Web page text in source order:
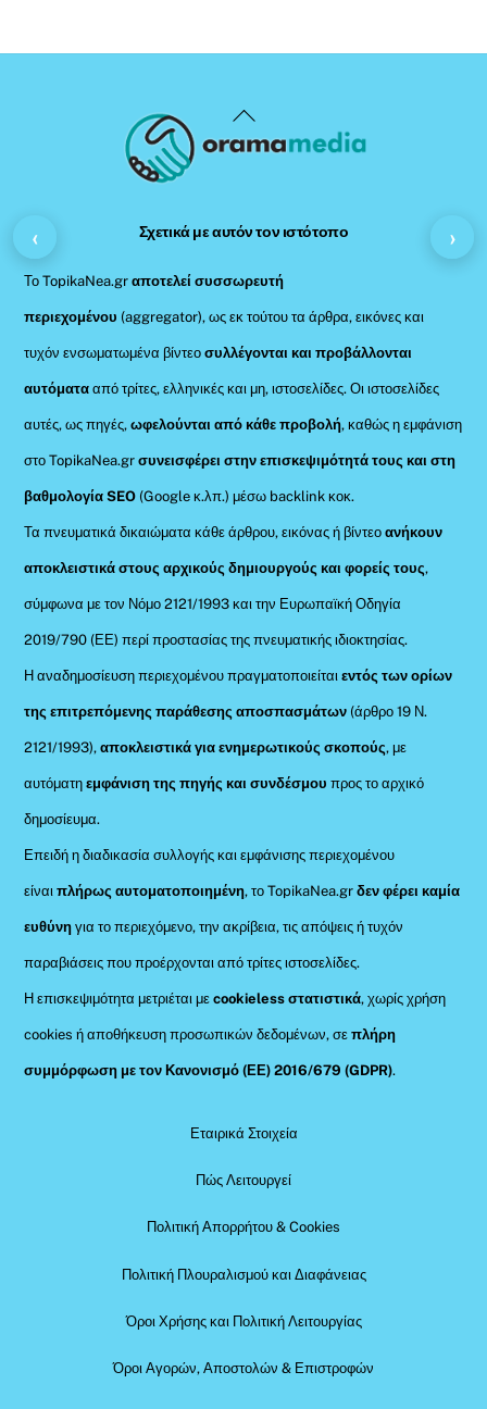
Back
To
Σχετικά με αυτόν τον ιστότοπο
Το TopikaNea.grαποτελεί συσσωρευτή
περιεχομένου (aggregator), ως εκ τούτου τα άρθρα, εικόνες και
τυχόν ενσωματωμένα βίντεοσυλλέγονται και προβάλλονται
αυτόματααπό τρίτες, ελληνικές και μη, ιστοσελίδες. Οι ιστοσελίδες
αυτές, ως πηγές,ωφελούνται από κάθε προβολή, καθώς η εμφάνιση
στο TopikaNea.gr συνεισφέρει στην επισκεψιμότητά τους και στη
βαθμολογία SEO (Google κ.λπ.) μέσω backlink κοκ.
Τα πνευματικά δικαιώματα κάθε άρθρου, εικόνας ή βίντεοανήκουν
αποκλειστικά στους αρχικούς δημιουργούς και φορείς τους,
σύμφωνα με τον Νόμο 2121/1993 και την Ευρωπαϊκή Οδηγία
2019/790 (ΕΕ) περί προστασίας της πνευματικής ιδιοκτησίας.
Η αναδημοσίευση περιεχομένου πραγματοποιείταιεντός των ορίων
της επιτρεπόμενης παράθεσης αποσπασμάτων (άρθρο 19 Ν.
2121/1993), αποκλειστικά για ενημερωτικούς σκοπούς, με
αυτόματηεμφάνιση της πηγής και συνδέσμου προς το αρχικό
δημοσίευμα.
Επειδή η διαδικασία συλλογής και εμφάνισης περιεχομένου
είναιπλήρως αυτοματοποιημένη, το TopikaNea.grδεν φέρει καμία
ευθύνη για το περιεχόμενο, την ακρίβεια, τις απόψεις ή τυχόν
παραβιάσεις που προέρχονται από τρίτες ιστοσελίδες.
Η επισκεψιμότητα μετριέται μεcookieless στατιστικά, χωρίς χρήση
cookies ή αποθήκευση προσωπικών δεδομένων, σεπλήρη
συμμόρφωση με τον Κανονισμό (ΕΕ) 2016/679 (GDPR).
Εταιρικά Στοιχεία
Πώς Λειτουργεί
Πολιτική Απορρήτου & Cookies
Πολιτική Πλουραλισμού και Διαφάνειας
Όροι Χρήσης και Πολιτική Λειτουργίας
Όροι Αγορών, Αποστολών & Επιστροφών
‹ ›